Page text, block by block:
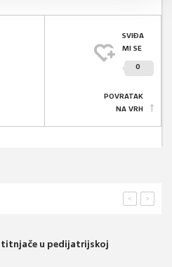
SVIĐA
MI SE
0
POVRATAK
NA VRH
>
<
u pedijatrijskoj